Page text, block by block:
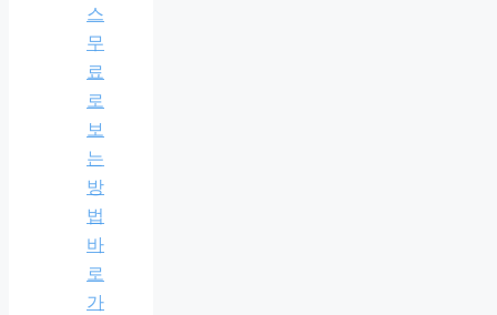
스
무
료
로
보
는
방
법
바
로
가